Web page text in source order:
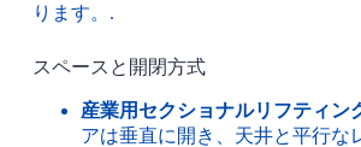
ります。.
スペースと開閉方式
産業用セクショナルリフティン
アは垂直に開き、天井と平行な